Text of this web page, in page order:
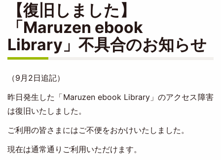
【復旧しました】
「Maruzen ebook
Library」不具合のお知らせ
（9月2日追記）
昨日発生した「Maruzen ebook Library」のアクセス障害
は復旧いたしました。
ご利用の皆さまにはご不便をおかけいたしました。
現在は通常通りご利用いただけます。